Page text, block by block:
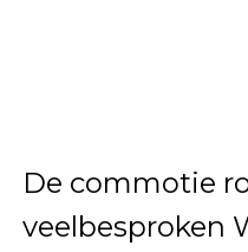
De commotie
veelbesproken